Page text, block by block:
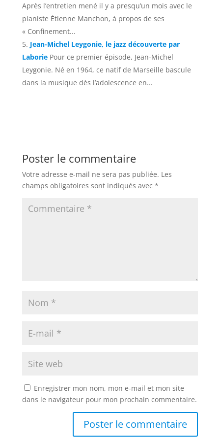
Après l’entretien mené il y a presqu’un mois avec le
pianiste Étienne Manchon, à propos de ses
« Confinement...
Jean-Michel Leygonie, le jazz découverte par
Laborie Pour ce premier épisode, Jean-Michel
Leygonie. Né en 1964, ce natif de Marseille bascule
dans la musique dès l’adolescence en...
Poster le commentaire
Votre adresse e-mail ne sera pas publiée. Les
champs obligatoires sont indiqués avec *
Enregistrer mon nom, mon e-mail et mon site
dans le navigateur pour mon prochain commentaire.